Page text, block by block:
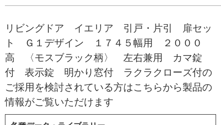
リビングドア イエリア 引戸・片引 扉セッ
ト Ｇ１デザイン １７４５幅用 ２０００
高 〈モスブラック柄〉 左右兼用 カマ錠
付 表示錠 明かり窓付 ラクラクローズ付の
ご採用を検討されている方はこちらから製品の
情報がご覧いただけます